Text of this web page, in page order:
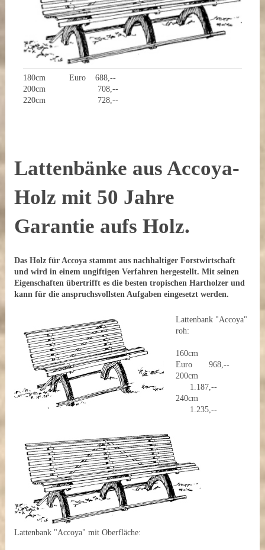
180cm Euro 688,--
200cm 708,--
220cm 728,--
Lattenbänke aus Accoya-
Holz mit 50 Jahre
Garantie aufs Holz.
Das Holz für Accoya stammt aus nachhaltiger Forstwirtschaft
und wird in einem ungiftigen Verfahren hergestellt. Mit seinen
Eigenschaften übertrifft es die besten tropischen Hartholzer und
kann für die anspruchsvollsten Aufgaben eingesetzt werden.
Lattenbank "Accoya"
roh:
160cm
Euro 968,--
200cm
1.187,--
240cm
1.235,--
Lattenbank "Accoya" mit Oberfläche: